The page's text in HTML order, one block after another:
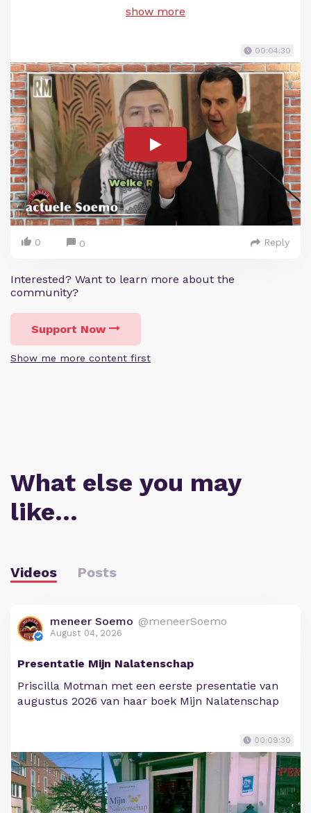
show more
00:04:30
0 0 Reply
Interested? Want to learn more about the
community?
Support Now
Show me more content first
What else you may
like…
Videos Posts
meneer Soemo @meneerSoemo
August 04, 2026
Presentatie Mijn Nalatenschap
Priscilla Motman met een eerste presentatie van
augustus 2026 van haar boek Mijn Nalatenschap
00:09:30